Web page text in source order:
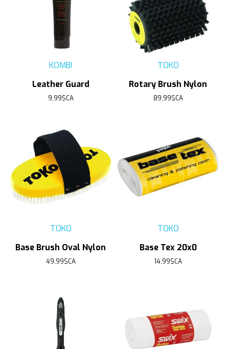
KOMBI
Leather Guard
9,99$CA
TOKO
Rotary Brush Nylon
89,99$CA
TOKO
Base Brush Oval Nylon
49,99$CA
TOKO
Base Tex 20x0
14,99$CA